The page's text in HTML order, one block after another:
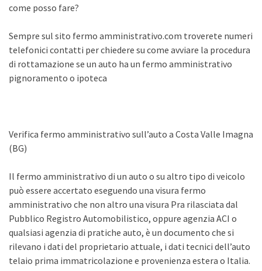
come posso fare?
Sempre sul sito fermo amministrativo.com troverete numeri
telefonici contatti per chiedere su come avviare la procedura
di rottamazione se un auto ha un fermo amministrativo
pignoramento o ipoteca
Verifica fermo amministrativo sull’auto a Costa Valle Imagna
(BG)
Il fermo amministrativo di un auto o su altro tipo di veicolo
può essere accertato eseguendo una visura fermo
amministrativo che non altro una visura Pra rilasciata dal
Pubblico Registro Automobilistico, oppure agenzia ACI o
qualsiasi agenzia di pratiche auto, è un documento che si
rilevano i dati del proprietario attuale, i dati tecnici dell’auto
telaio prima immatricolazione e provenienza estera o Italia.